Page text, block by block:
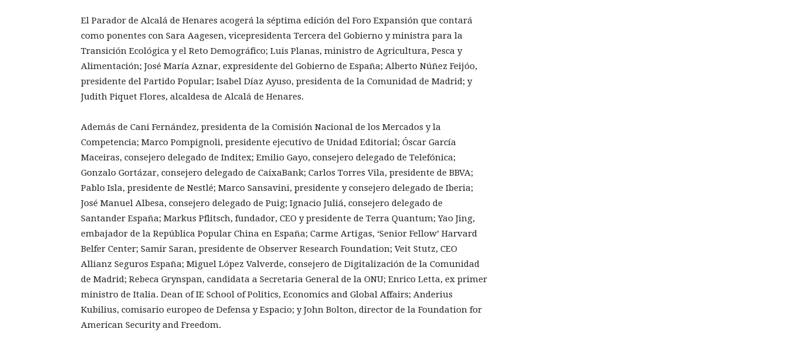
El Parador de Alcalá de Henares acogerá la séptima edición del Foro Expansión que contará
como ponentes con Sara Aagesen, vicepresidenta Tercera del Gobierno y ministra para la
Transición Ecológica y el Reto Demográfico; Luis Planas, ministro de Agricultura, Pesca y
Alimentación; José María Aznar, expresidente del Gobierno de España; Alberto Núñez Feijóo,
presidente del Partido Popular; Isabel Díaz Ayuso, presidenta de la Comunidad de Madrid; y
Judith Piquet Flores, alcaldesa de Alcalá de Henares.
Además de Cani Fernández, presidenta de la Comisión Nacional de los Mercados y la
Competencia; Marco Pompignoli, presidente ejecutivo de Unidad Editorial; Óscar García
Maceiras, consejero delegado de Inditex; Emilio Gayo, consejero delegado de Telefónica;
Gonzalo Gortázar, consejero delegado de CaixaBank; Carlos Torres Vila, presidente de BBVA;
Pablo Isla, presidente de Nestlé; Marco Sansavini, presidente y consejero delegado de Iberia;
José Manuel Albesa, consejero delegado de Puig; Ignacio Juliá, consejero delegado de
Santander España; Markus Pflitsch, fundador, CEO y presidente de Terra Quantum; Yao Jing,
embajador de la República Popular China en España; Carme Artigas, ‘Senior Fellow’ Harvard
Belfer Center; Samir Saran, presidente de Observer Research Foundation; Veit Stutz, CEO
Allianz Seguros España; Miguel López Valverde, consejero de Digitalización de la Comunidad
de Madrid; Rebeca Grynspan, candidata a Secretaria General de la ONU; Enrico Letta, ex primer
ministro de Italia. Dean of IE School of Politics, Economics and Global Affairs; Anderius
Kubilius, comisario europeo de Defensa y Espacio; y John Bolton, director de la Foundation for
American Security and Freedom.